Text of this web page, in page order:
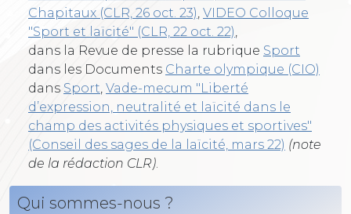
Chapitaux (CLR, 26 oct. 23), VIDEO Colloque
"Sport et laïcité" (CLR, 22 oct. 22),
dans la Revue de presse la rubrique Sport
dans les Documents Charte olympique (CIO)
dans Sport, Vade-mecum "Liberté
d’expression, neutralité et laïcité dans le
champ des activités physiques et sportives"
(Conseil des sages de la laïcité, mars 22) (note
de la rédaction CLR).
Qui sommes-nous ?